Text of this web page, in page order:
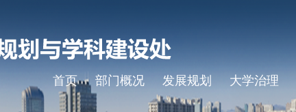
首页 部门概况 发展规划 大学治理